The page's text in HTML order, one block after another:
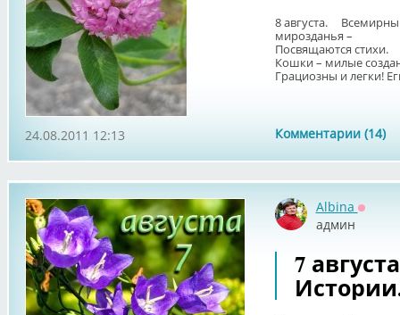
8 августа.
мирозданья –
Посвящаются стихи.
Кошки – милые
Грациозны и легки!
Комментарии (14)
24.08.2011 12:13
Albina
админ
7